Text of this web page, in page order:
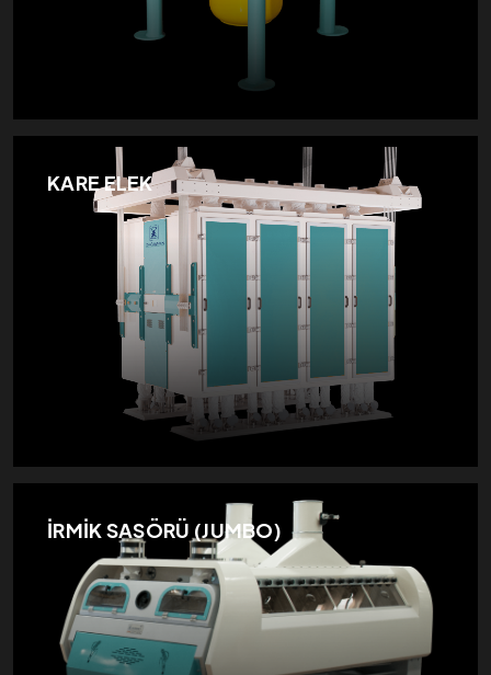
KARE ELEK
İRMİK SASÖRÜ (JUMBO)